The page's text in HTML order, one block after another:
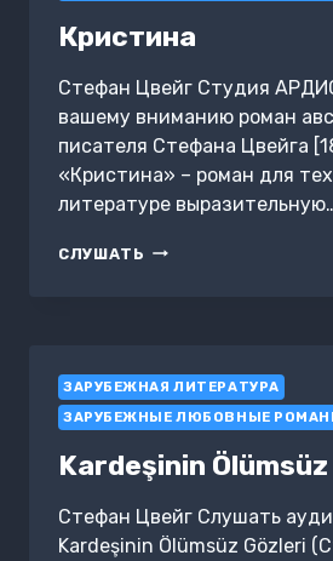
Кристина
Стефан Цвейг Студия
вашему вниманию роман
писателя Стефана Цвейга
«Кристина» – роман для
литературе
СЛУШАТЬ КРИСТИНА
ЗАРУБЕЖНАЯ ЛИТЕРАТУРА
ЗАРУБЕЖНЫЕ ЛЮБОВНЫЕ
Kardeşinin
Стефан Цвейг Слушать
Kardeşinin Ölümsüz Gözleri